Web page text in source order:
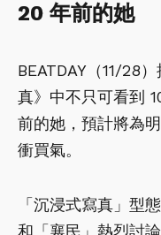
20 年前的她
BEATDAY（11/28
真》中不只可看到
前的她，預計將為
衝買氣。
「沉浸式寫真」型
和「襄民」熱烈討